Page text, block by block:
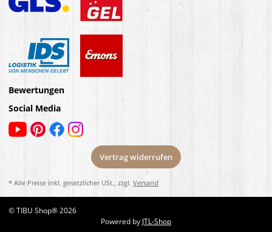
Bewertungen
Social Media
Vertrag widerrufen
* Alle Preise inkl. gesetzlicher USt., zzgl. Versand
© TIBU Shop® 2026
Powered byJTL-Shop